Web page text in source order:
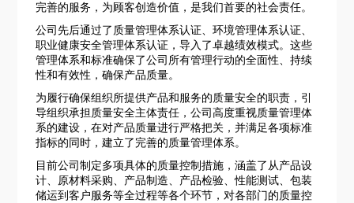
完善的服务，为顾客创造价值，是我们首要的社会责任。
公司先后通过了质量管理体系认证、环境管理体系认证、
职业健康安全管理体系认证，导入了卓越绩效模式。这些
管理体系和标准确保了公司所有管理行动的全面性、持续
性和有效性，确保产品质量。
为履行确保组织所提供产品和服务的质量安全的职责，引
导组织承担质量安全主体责任，公司高度重视质量管理体
系的建设，在对产品质量进行严格把关，并满足各项标准
指标的同时，建立了完善的质量管理体系。
目前公司制定多项具体的质量控制措施，涵盖了从产品设
计、原材料采购、产品制造、产品检验、性能测试、包装
储运到客户服务等全过程等各个环节，对各部门的质量控